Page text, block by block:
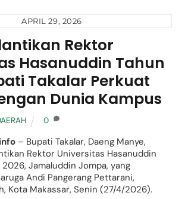
APRIL 29, 2026
Rektor
Hasanuddin Tahun
Takalar Perkuat
Dunia Kampus
0
– Bupati Takalar, Daeng Manye,
Rektor Universitas Hasanuddin
Jamaluddin Jompa, yang
Andi Pangerang Pettarani,
Kota Makassar, Senin (27/4/2026).